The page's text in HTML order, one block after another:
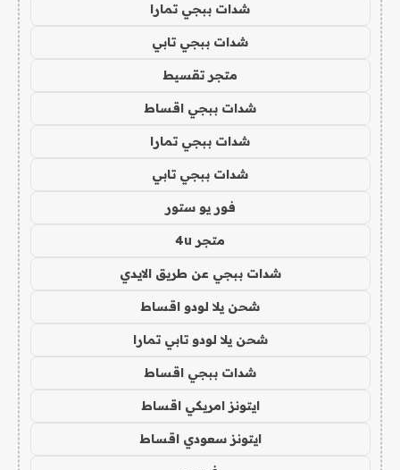
شدات ببجي تمارا
شدات ببجي تابي
متجر تقسيط
شدات ببجي اقساط
شدات ببجي تمارا
شدات ببجي تابي
فور يو ستور
متجر 4u
شدات ببجي عن طريق الايدي
شحن يلا لودو اقساط
شحن يلا لودو تابي تمارا
شدات ببجي اقساط
ايتونز امريكي اقساط
ايتونز سعودي اقساط